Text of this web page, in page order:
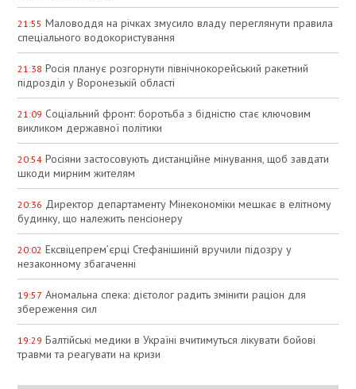
21:55 Маловоддя на річках змусило владу переглянути правила
спеціального водокористування
21:38 Росія планує розгорнути північнокорейський ракетний
підрозділ у Воронезькій області
21:09 Соціальний фронт: боротьба з бідністю стає ключовим
викликом державної політики
20:54 Росіяни застосовують дистанційне мінування, щоб завдати
шкоди мирним жителям
20:36 Директор департаменту Мінекономіки мешкає в елітному
будинку, що належить пенсіонеру
20:02 Ексвіцепрем’єрці Стефанішиній вручили підозру у
незаконному збагаченні
19:57 Аномальна спека: дієтолог радить змінити раціон для
збереження сил
19:29 Балтійські медики в Україні вчитимуться лікувати бойові
травми та реагувати на кризи